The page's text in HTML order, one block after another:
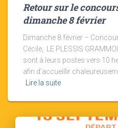
Retour sur le
dimanche 8 février
Dimanche 8 février –
Cécile, LE PLESSIS
sont à leurs postes vers 10
afin d’accueillir
Lire la suite